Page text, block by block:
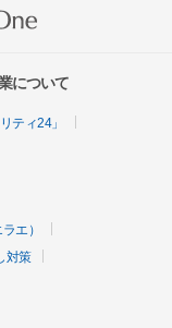
について
ティ24」
エ）
対策